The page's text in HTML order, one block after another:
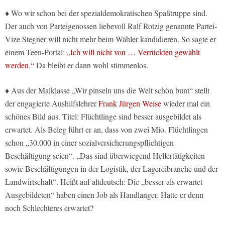
♦ Wo wir schon bei der spezialdemokratischen Spaßtruppe sind.
Der auch von Parteigenossen liebevoll Ralf Rotzig genannte Partei-
Vize Stegner will nicht mehr beim Wähler kandidieren. So sagte er
einem Teen-Portal: „Ich will nicht von … Verrückten gewählt
werden.“Da bleibt er dann wohl stimmenlos.
♦ Aus der Malklasse „Wir pinseln uns die Welt schön bunt“ stellt
der engagierte AushilfslehrerFrank Jürgen Weisewieder mal ein
schönes Bild aus. Titel: Flüchtlinge sind besser ausgebildet als
erwartet. Als Beleg führt er an, dass von zwei Mio. Flüchtlingen
schon „30.000 in einer sozialversicherungspflichtigen
Beschäftigung seien“. „Das sind überwiegend Helfertätigkeiten
sowie Beschäftigungen in der Logistik, der Lagereibranche und der
Landwirtschaft“. Heißt auf altdeutsch: Die „besser als erwartet
Ausgebildeten“ haben einen Job als Handlanger. Hatte er denn
noch Schlechteres erwartet?